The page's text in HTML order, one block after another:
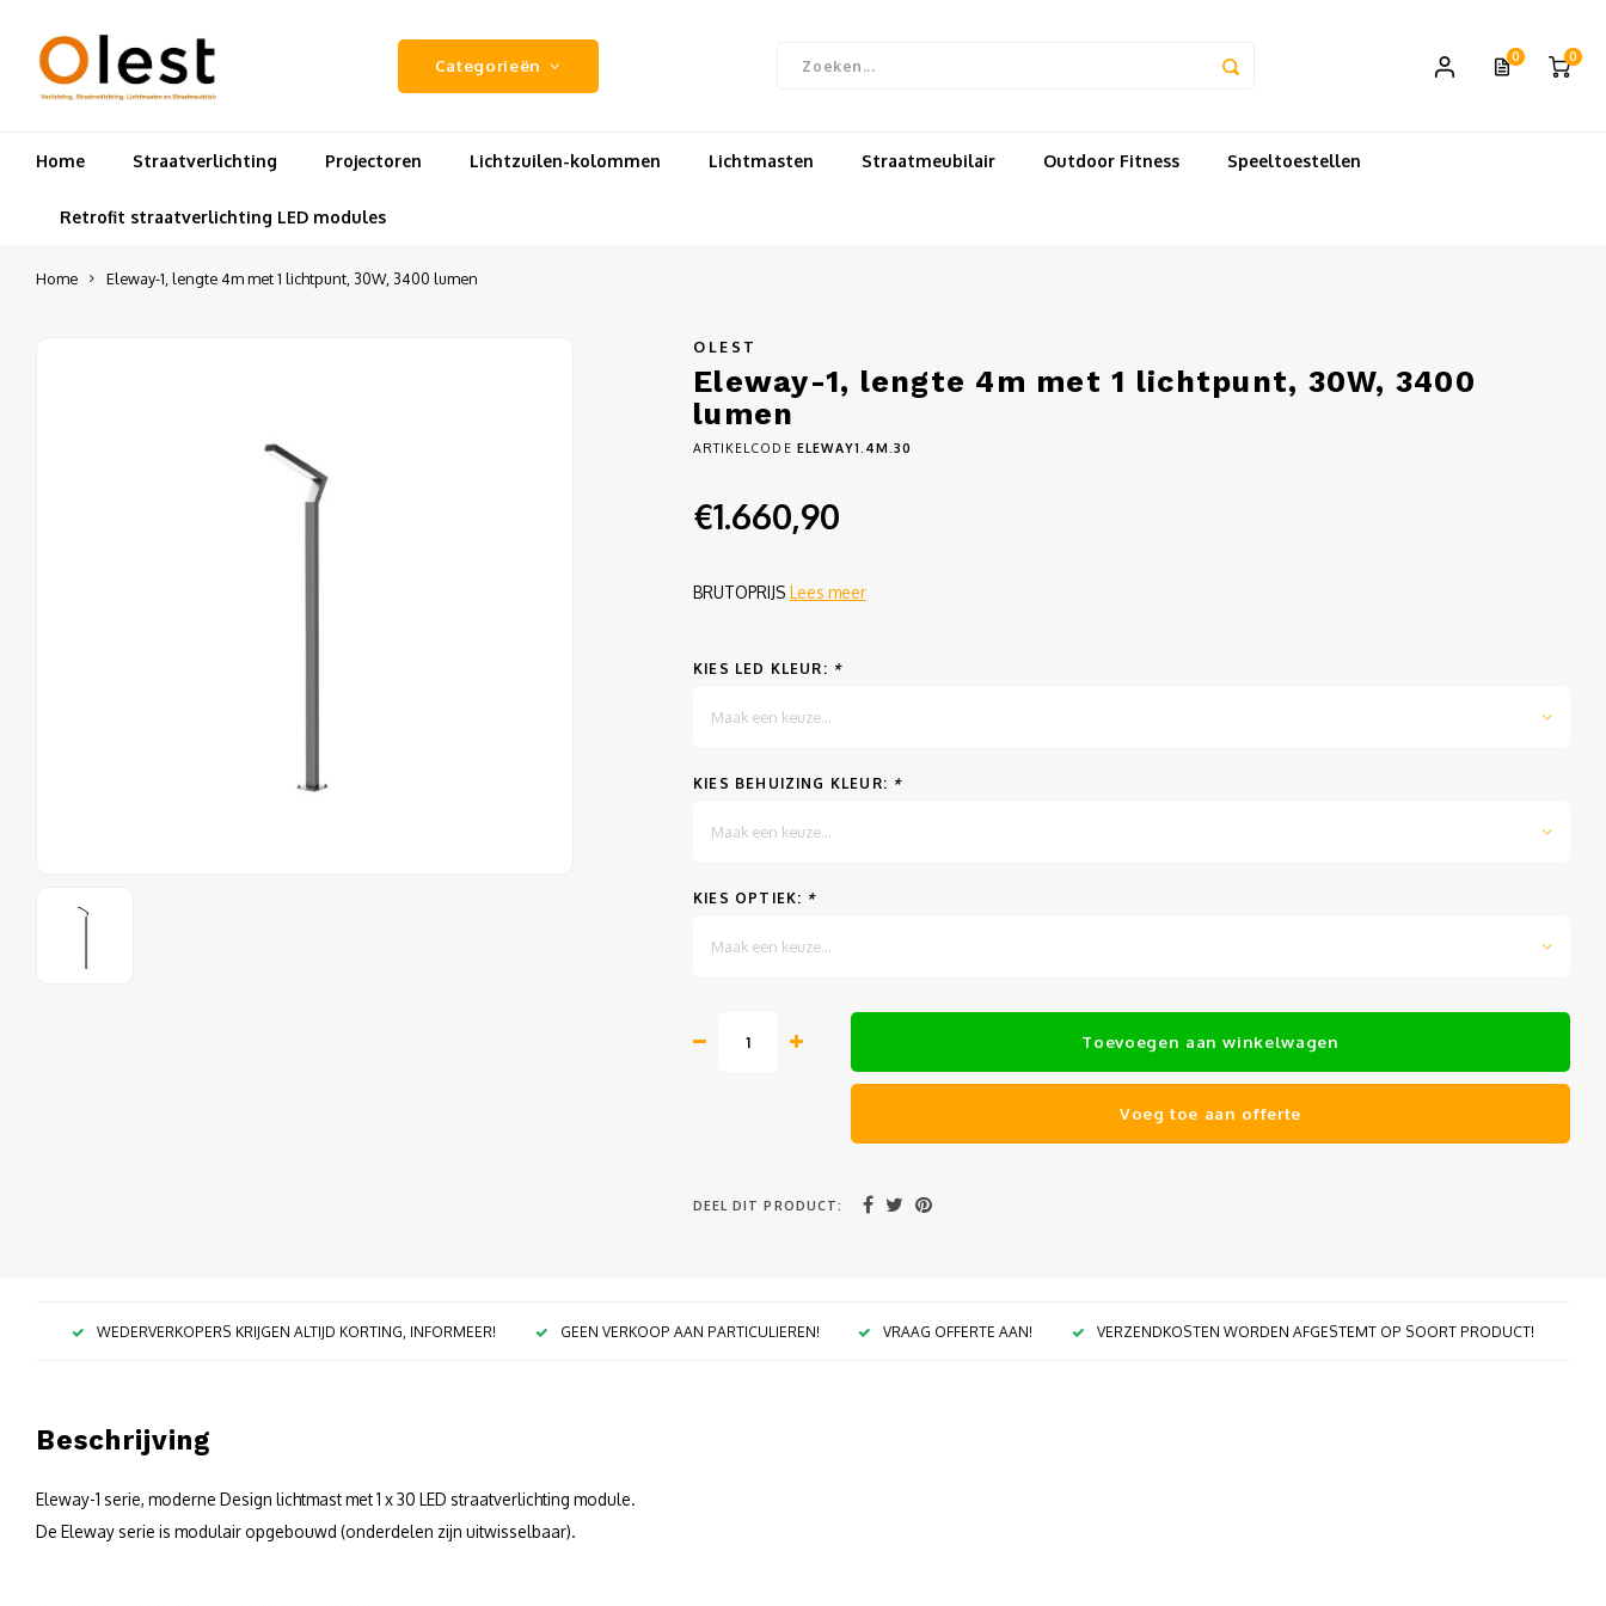
Categorieën 0 0
Home Straatverlichting Projectoren Lichtzuilen-kolommen Lichtmasten Straatmeubilair Outdoor Fitness Speeltoestellen
Retrofit straatverlichting LED modules
Home Eleway-1, lengte 4m met 1 lichtpunt, 30W, 3400 lumen
OLEST
Eleway-1, lengte 4m met 1 lichtpunt, 30W, 3400
lumen
ARTIKELCODE ELEWAY1.4M.30
€1.660,90
BRUTOPRIJS Lees meer
KIES LED KLEUR: *
Maak een keuze...
KIES BEHUIZING KLEUR: *
Maak een keuze...
KIES OPTIEK: *
Maak een keuze...
Toevoegen aan winkelwagen
Voeg toe aan offerte
DEEL DIT PRODUCT:
WEDERVERKOPERS KRIJGEN ALTIJD KORTING, INFORMEER! GEEN VERKOOP AAN PARTICULIEREN! VRAAG OFFERTE AAN! VERZENDKOSTEN WORDEN AFGESTEMT OP SOORT PRODUCT!
Beschrijving
Eleway-1 serie, moderne Design lichtmast met 1 x 30 LED straatverlichting module.
De Eleway serie is modulair opgebouwd (onderdelen zijn uitwisselbaar).